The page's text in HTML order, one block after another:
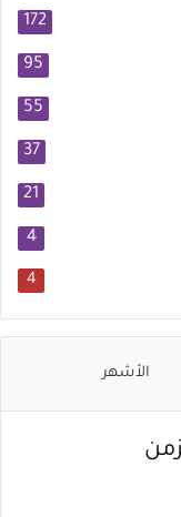
172
95
55
37
21
4
4
الأشهر